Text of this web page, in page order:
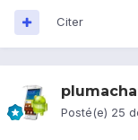
Citer
Posté(e) 25